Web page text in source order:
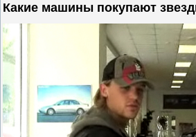
Какие машины покупают